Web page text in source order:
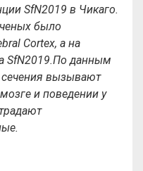
SfN2019 в Чикаго.
было
Corteх, а на
SfN2019.По данным
сечения вызывают
и поведении у